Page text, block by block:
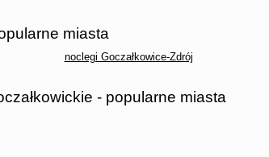
miasta
noclegi Goczałkowice-Zdrój
- popularne miasta